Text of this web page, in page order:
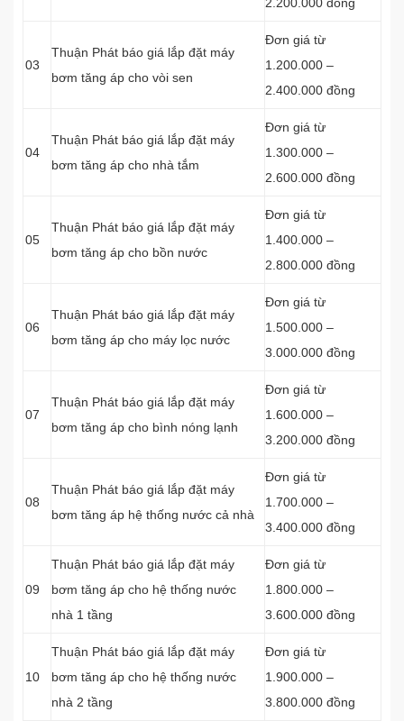
03
Thuận Phát báo giá lắp đặt máy
bơm tăng áp cho vòi sen
Đơn giá từ
1.200.000 –
2.400.000 đồng
04
Thuận Phát báo giá lắp đặt máy
bơm tăng áp cho nhà tắm
Đơn giá từ
1.300.000 –
2.600.000 đồng
05
Thuận Phát báo giá lắp đặt máy
bơm tăng áp cho bồn nước
Đơn giá từ
1.400.000 –
2.800.000 đồng
06
Thuận Phát báo giá lắp đặt máy
bơm tăng áp cho máy lọc nước
Đơn giá từ
1.500.000 –
3.000.000 đồng
07
Thuận Phát báo giá lắp đặt máy
bơm tăng áp cho bình nóng lạnh
Đơn giá từ
1.600.000 –
3.200.000 đồng
08
Thuận Phát báo giá lắp đặt máy
bơm tăng áp hệ thống nước cả nhà
Đơn giá từ
1.700.000 –
3.400.000 đồng
09
Thuận Phát báo giá lắp đặt máy
bơm tăng áp cho hệ thống nước
nhà 1 tầng
Đơn giá từ
1.800.000 –
3.600.000 đồng
10
Thuận Phát báo giá lắp đặt máy
bơm tăng áp cho hệ thống nước
nhà 2 tầng
Đơn giá từ
1.900.000 –
3.800.000 đồng